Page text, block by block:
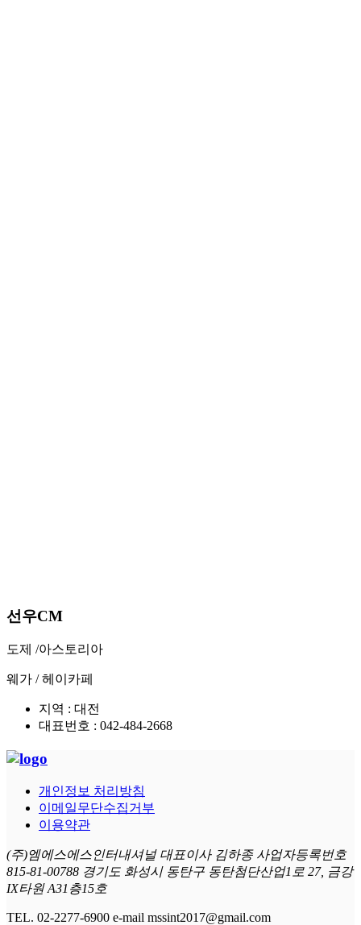
선우CM
도제 /아스토리아
웨가 /헤이카페
지역 : 대전
대표번호 : 042-484-2668
개인정보 처리방침
이메일무단수집거부
이용약관
(주)엠에스에스인터내셔널 대표이사 김하종 사업자등록번호
815-81-00788 경기도 화성시 동탄구 동탄첨단산업1로 27, 금강
IX타원 A31층15호
TEL. 02-2277-6900 e-mail mssint2017@gmail.com